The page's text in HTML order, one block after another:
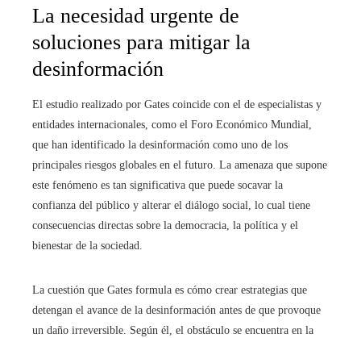
La necesidad urgente de
soluciones para mitigar la
desinformación
El estudio realizado por Gates coincide con el de especialistas y
entidades internacionales, como el Foro Económico Mundial,
que han identificado la desinformación como uno de los
principales riesgos globales en el futuro. La amenaza que supone
este fenómeno es tan significativa que puede socavar la
confianza del público y alterar el diálogo social, lo cual tiene
consecuencias directas sobre la democracia, la política y el
bienestar de la sociedad.
La cuestión que Gates formula es cómo crear estrategias que
detengan el avance de la desinformación antes de que provoque
un daño irreversible. Según él, el obstáculo se encuentra en la